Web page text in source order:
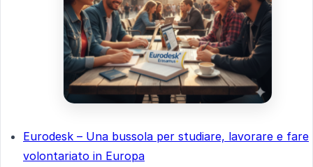
Eurodesk – Una bussola per studiare, lavorare e fare
volontariato in Europa